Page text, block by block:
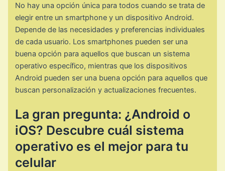
No hay una opción única para todos cuando se trata de
elegir entre un smartphone y un dispositivo Android.
Depende de las necesidades y preferencias individuales
de cada usuario. Los smartphones pueden ser una
buena opción para aquellos que buscan un sistema
operativo específico, mientras que los dispositivos
Android pueden ser una buena opción para aquellos que
buscan personalización y actualizaciones frecuentes.
La gran pregunta: ¿Android o
iOS? Descubre cuál sistema
operativo es el mejor para tu
celular